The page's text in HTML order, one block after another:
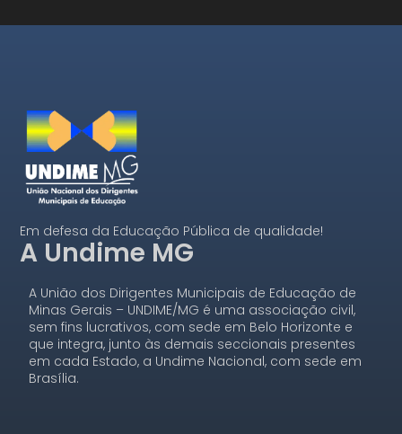
Em defesa da Educação Pública de qualidade!
A Undime MG
A União dos Dirigentes Municipais de Educação de
Minas Gerais – UNDIME/MG é uma associação civil,
sem fins lucrativos, com sede em Belo Horizonte e
que integra, junto às demais seccionais presentes
em cada Estado, a Undime Nacional, com sede em
Brasília.